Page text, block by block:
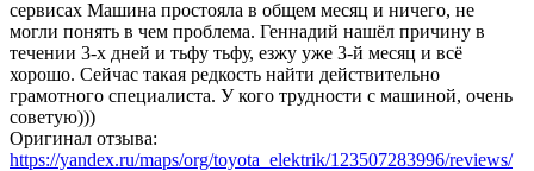
сервисах Машина простояла в общем месяц и ничего, не
могли понять в чем проблема. Геннадий нашёл причину в
течении 3-х дней и тьфу тьфу, езжу уже 3-й месяц и всё
хорошо. Сейчас такая редкость найти действительно
грамотного специалиста. У кого трудности с машиной, очень
советую)))
Оригинал отзыва:
https://yandex.ru/maps/org/toyota_elektrik/123507283996/reviews/